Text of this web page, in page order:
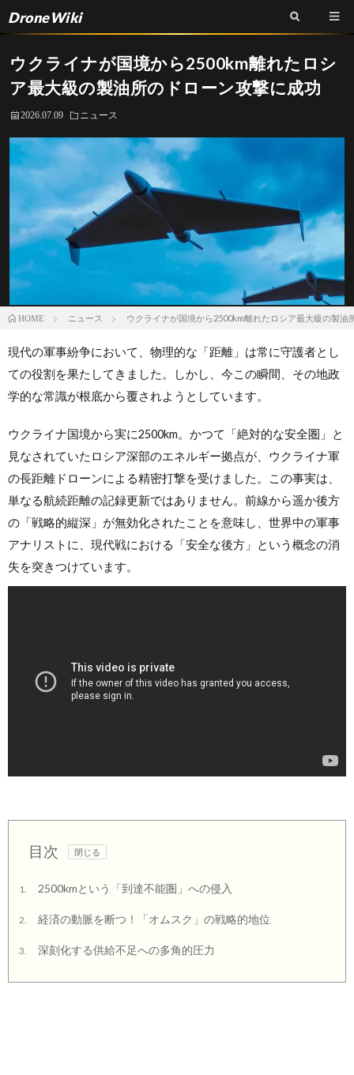
DroneWiki
ウクライナが国境から2500km離れたロシ
ア最大級の製油所のドローン攻撃に成功
2026.07.09 ニュース
HOME ニュース ウクライナが国境から2500km離れたロシア最大級の製油
現代の軍事紛争において、物理的な「距離」は常に守護者とし
ての役割を果たしてきました。しかし、今この瞬間、その地政
学的な常識が根底から覆されようとしています。
ウクライナ国境から実に2500km。かつて「絶対的な安全圏」と
見なされていたロシア深部のエネルギー拠点が、ウクライナ軍
の長距離ドローンによる精密打撃を受けました。この事実は、
単なる航続距離の記録更新ではありません。前線から遥か後方
の「戦略的縦深」が無効化されたことを意味し、世界中の軍事
アナリストに、現代戦における「安全な後方」という概念の消
失を突きつけています。
目次
1. 2500kmという「到達不能圏」への侵入
2. 経済の動脈を断つ！「オムスク」の戦略的地位
3. 深刻化する供給不足への多角的圧力